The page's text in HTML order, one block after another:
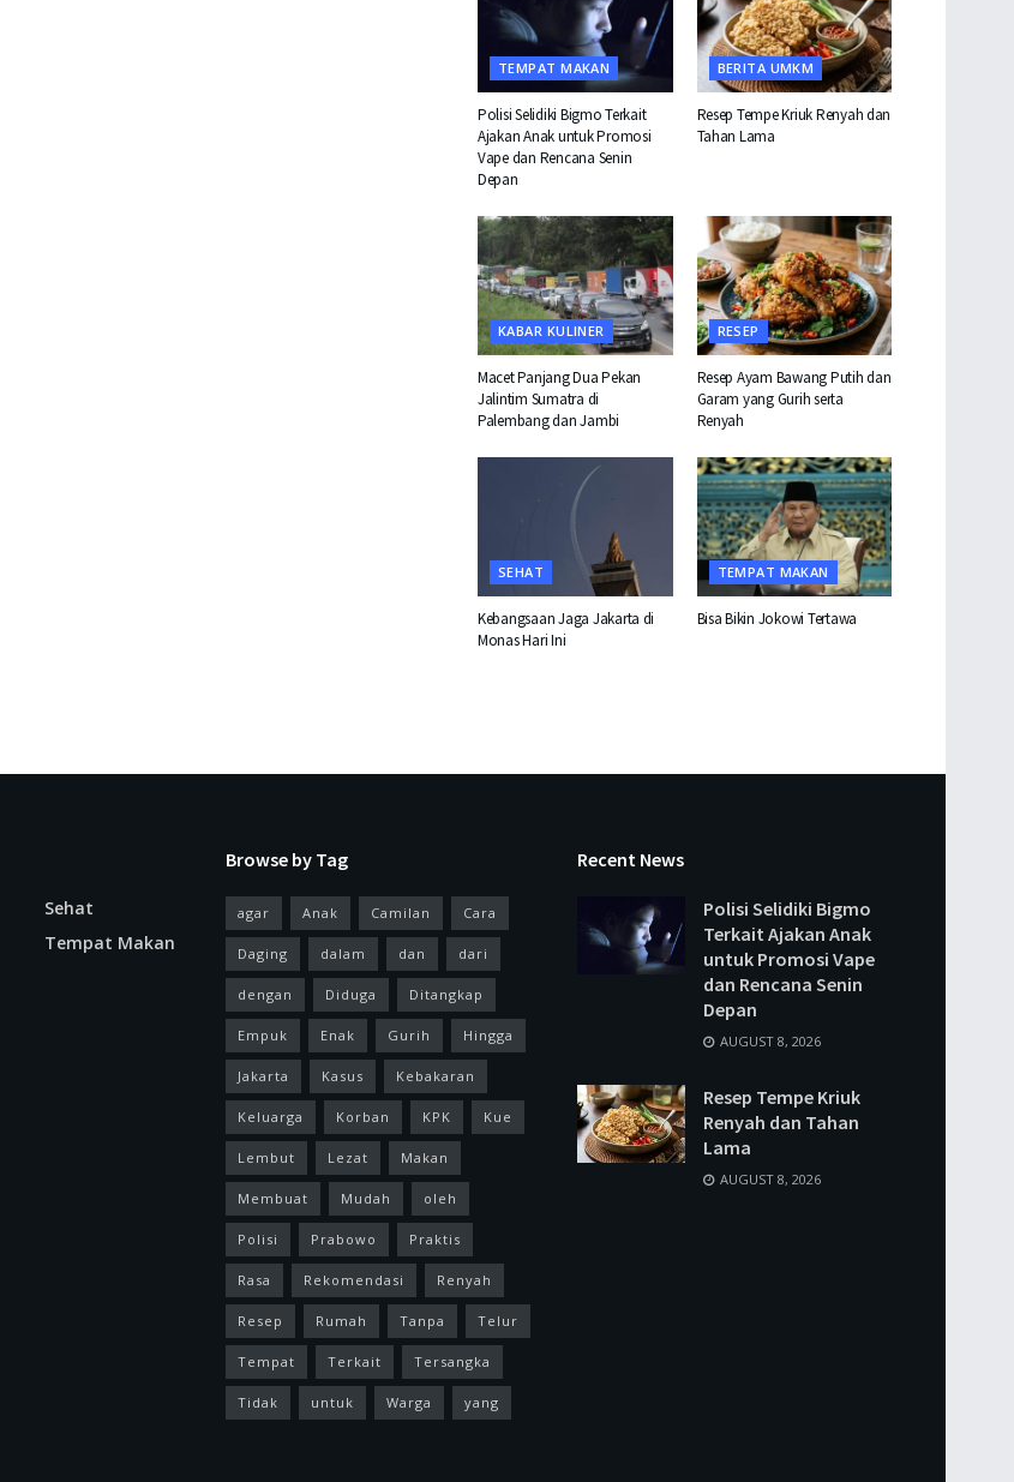
TEMPAT MAKAN
Polisi Selidiki Bigmo Terkait
Ajakan Anak untuk Promosi
Vape dan Rencana Senin
Depan
BERITA UMKM
Resep Tempe Kriuk Renyah dan
Tahan Lama
KABAR KULINER
Macet Panjang Dua Pekan
Jalintim Sumatra di
Palembang dan Jambi
RESEP
Resep Ayam Bawang Putih dan
Garam yang Gurih serta
Renyah
SEHAT
Kebangsaan Jaga Jakarta di
Monas Hari Ini
TEMPAT MAKAN
Bisa Bikin Jokowi Tertawa
Sehat
Tempat Makan
Browse by Tag
agar Anak Camilan Cara
Daging dalam dan dari
dengan Diduga Ditangkap
Empuk Enak Gurih Hingga
Jakarta Kasus Kebakaran
Keluarga Korban KPK Kue
Lembut Lezat Makan
Membuat Mudah oleh
Polisi Prabowo Praktis
Rasa Rekomendasi Renyah
Resep Rumah Tanpa Telur
Tempat Terkait Tersangka
Tidak untuk Warga yang
Recent News
Polisi Selidiki Bigmo
Terkait Ajakan Anak
untuk Promosi Vape
dan Rencana Senin
Depan
AUGUST 8, 2026
Resep Tempe Kriuk
Renyah dan Tahan
Lama
AUGUST 8, 2026